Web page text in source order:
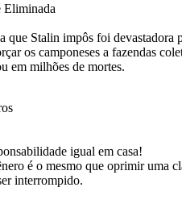
Eliminada
que Stalin impôs foi devastadora
os camponeses a fazendas
em milhões de mortes.
igual em casa!
é o mesmo que oprimir uma
interrompido.